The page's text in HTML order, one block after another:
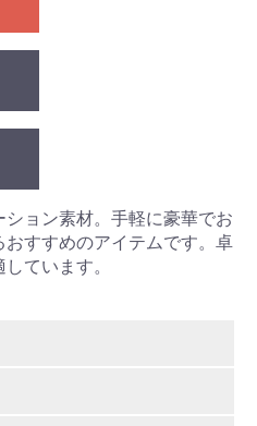
ョン素材。手軽に豪華でお
すすめのアイテムです。卓
ています。